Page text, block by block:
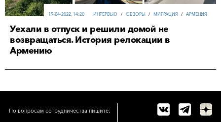
ИНТЕРВЬЮ / ОБЗОРЫ / МИГРАЦИЯ / АРМЕНИЯ
19-04-2022, 14:20
Уехали в отпуск и решили домой не
возвращаться. История релокации в
Армению
По вопросам сотрудничества пишите: